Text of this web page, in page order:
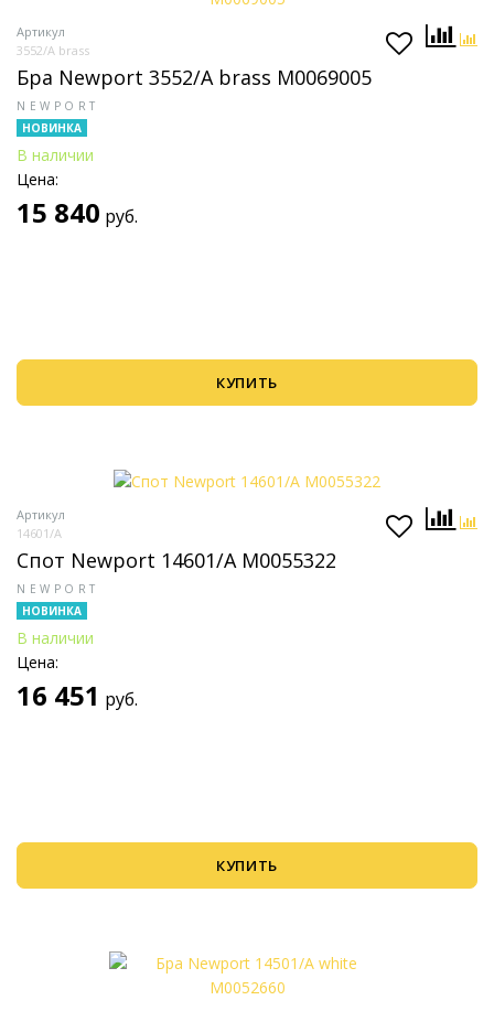
Артикул
3552/A brass
Бра Newport 3552/A brass М0069005
NEWPORT
НОВИНКА
В наличии
Цена:
15 840 руб.
КУПИТЬ
Артикул
14601/A
Спот Newport 14601/A М0055322
NEWPORT
НОВИНКА
В наличии
Цена:
16 451 руб.
КУПИТЬ